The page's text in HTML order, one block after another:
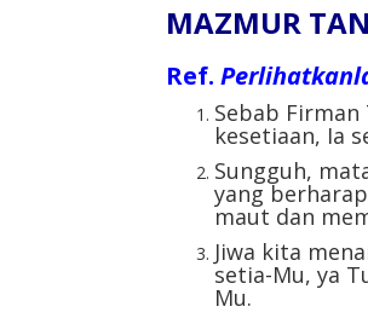
MAZMUR
Ref.
Sebab
kesetiaan, Ia
Sungguh,
yang
maut dan
Jiwa kita
setia-Mu, ya
Mu.